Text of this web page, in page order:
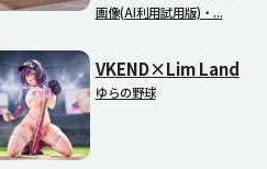
画像(AI利用試用版)・...
VKEND×Lim Land
ゆらの野球